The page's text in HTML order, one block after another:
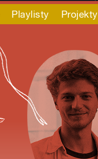
Playlisty Projekty